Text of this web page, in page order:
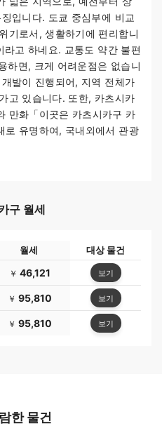
입니다. 도쿄 중심부에 비교
기로서, 생활하기에 편리합니
고 하네요. 교통도 약간 불편
하면, 크게 어려운점은 없습니
발이 진행되어, 지역 전체가
고 있습니다. 또한, 카츠시카
만화「이곳은 카츠시카구 카
로 유명하여, 국내외에서 관광
구 월세
월세
대상 물건
￥ 46,121 보기
￥ 95,810 보기
￥ 95,810 보기
한 물건